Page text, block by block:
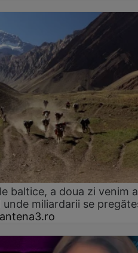
baltice, a doua zi venim
miliardarii se